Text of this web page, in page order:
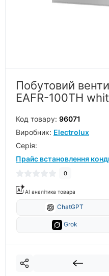
Побутовий
EAFR-100TH
Код товару: 96071
Виробник: Electrolux
Серiя:
Прайс встановлення
0
AI аналітика товара
ChatGPT
Grok